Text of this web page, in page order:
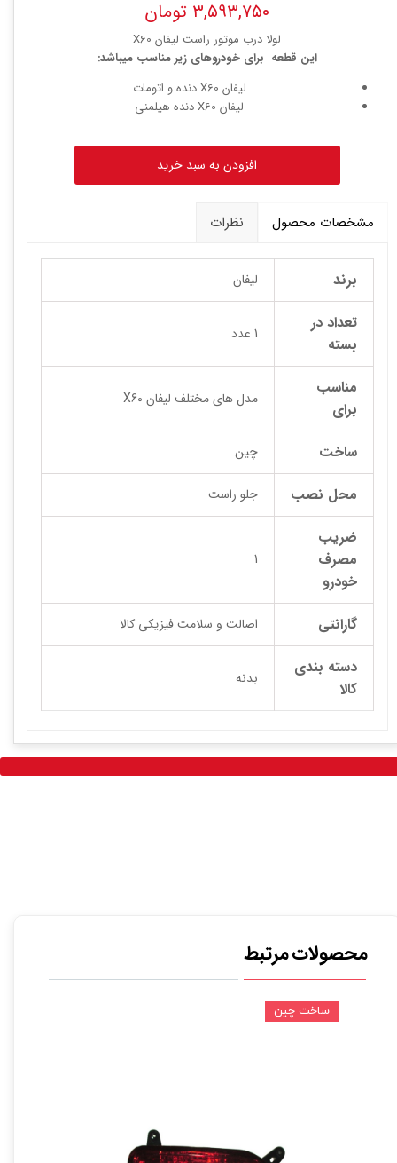
۳,۵۹۳,۷۵۰ تومان
لولا درب موتور راست لیفان X60
این قطعه برای خودروهای زیر مناسب میباشد:
لیفان X60 دنده و اتومات
لیفان X60 دنده هیلمنی
افزودن به سبد خرید
مشخصات محصول نظرات
برند لیفان
تعداد در
بسته
1 عدد
مناسب
برای
مدل های مختلف لیفان X60
ساخت چین
محل نصب جلو راست
ضریب
مصرف
خودرو
1
گارانتی اصالت و سلامت فیزیکی کالا
دسته بندی
کالا
بدنه
محصولات مرتبط
ساخت چین